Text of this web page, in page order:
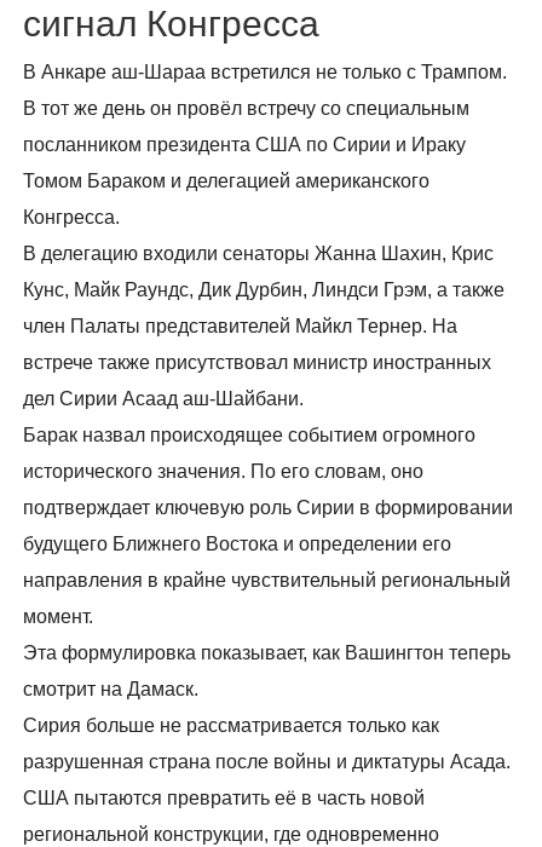
сигнал Конгресса
В Анкаре аш-Шараа встретился не только с Трампом.
В тот же день он провёл встречу со специальным
посланником президента США по Сирии и Ираку
Томом Бараком и делегацией американского
Конгресса.
В делегацию входили сенаторы Жанна Шахин, Крис
Кунс, Майк Раундс, Дик Дурбин, Линдси Грэм, а также
член Палаты представителей Майкл Тернер. На
встрече также присутствовал министр иностранных
дел Сирии Асаад аш-Шайбани.
Барак назвал происходящее событием огромного
исторического значения. По его словам, оно
подтверждает ключевую роль Сирии в формировании
будущего Ближнего Востока и определении его
направления в крайне чувствительный региональный
момент.
Эта формулировка показывает, как Вашингтон теперь
смотрит на Дамаск.
Сирия больше не рассматривается только как
разрушенная страна после войны и диктатуры Асада.
США пытаются превратить её в часть новой
региональной конструкции, где одновременно